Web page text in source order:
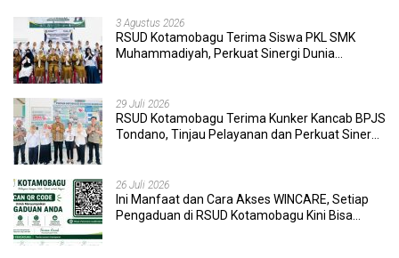
3 Agustus 2026
RSUD Kotamobagu Terima Siswa PKL SMK
Muhammadiyah, Perkuat Sinergi Dunia
29 Juli 2026
RSUD Kotamobagu Terima Kunker Kancab BPJS
Tondano, Tinjau Pelayanan dan Perkuat Sinergi
26 Juli 2026
Ini Manfaat dan Cara Akses WINCARE, Setiap
Pengaduan di RSUD Kotamobagu Kini Bisa